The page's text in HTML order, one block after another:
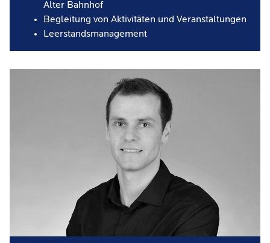
Alter Bahnhof
Begleitung von Aktivitäten und Veranstaltungen
Leerstandsmanagement